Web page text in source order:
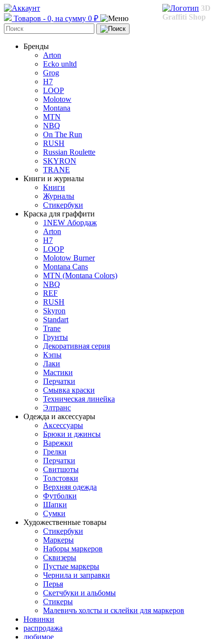
3D
Graffiti Shop
Товаров - 0, на сумму 0 ₽
Бренды
Arton
Ecko unltd
Grog
H7
LOOP
Molotow
Montana
MTN
NBQ
On The Run
RUSH
Russian Roulette
SKYRON
TRANE
Книги и журналы
Книги
Журналы
Стикербуки
Краска для граффити
1NEW Абордаж
Arton
H7
LOOP
Molotow Burner
Montana Cans
MTN (Montana Colors)
NBQ
REF
RUSH
Skyron
Standart
Trane
Грунты
Декоративная серия
Кэпы
Лаки
Мастики
Перчатки
Смывка краски
Техническая линейка
Элтранс
Одежда и аксессуары
Аксессуары
Брюки и джинсы
Варежки
Грелки
Перчатки
Свитшоты
Толстовки
Верхняя одежда
Футболки
Шапки
Сумки
Художественные товары
Стикербуки
Маркеры
Наборы маркеров
Сквизеры
Пустые маркеры
Чернила и заправки
Перья
Скетчбуки и альбомы
Стикеры
Малевичъ холсты и склейки для маркеров
Новинки
распродажа
любимое